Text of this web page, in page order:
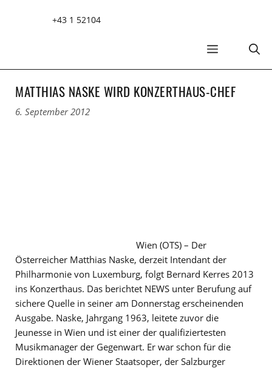
+43 1 52104
MENÜ
MATTHIAS NASKE WIRD KONZERTHAUS-CHEF
6. September 2012
Wien (OTS) – Der
Österreicher Matthias Naske, derzeit Intendant der
Philharmonie von Luxemburg, folgt Bernard Kerres 2013
ins Konzerthaus. Das berichtet NEWS unter Berufung auf
sichere Quelle in seiner am Donnerstag erscheinenden
Ausgabe. Naske, Jahrgang 1963, leitete zuvor die
Jeunesse in Wien und ist einer der qualifiziertesten
Musikmanager der Gegenwart. Er war schon für die
Direktionen der Wiener Staatsoper, der Salzburger